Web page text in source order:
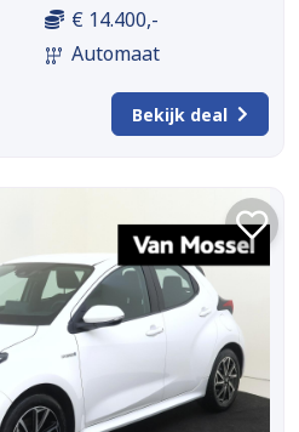
€ 14.400,-
Automaat
Bekijk deal